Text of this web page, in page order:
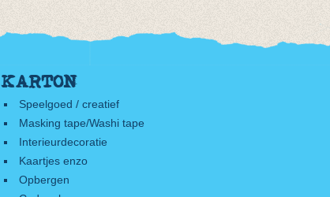
KARTON
Speelgoed / creatief
Masking tape/Washi tape
Interieurdecoratie
Kaartjes enzo
Opbergen